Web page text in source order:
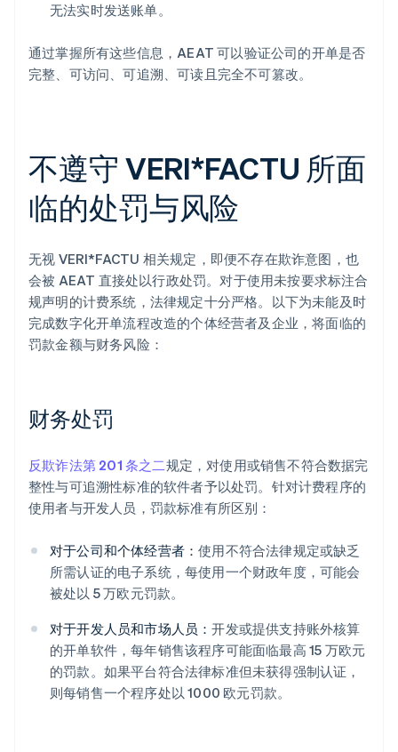
无法实时发送账单。
通过掌握所有这些信息，AEAT 可以验证公司的开单是否
完整、可访问、可追溯、可读且完全不可篡改。
不遵守 VERI*FACTU 所面
临的处罚与风险
无视 VERI*FACTU 相关规定，即便不存在欺诈意图，也
会被 AEAT 直接处以行政处罚。对于使用未按要求标注合
规声明的计费系统，法律规定十分严格。以下为未能及时
完成数字化开单流程改造的个体经营者及企业，将面临的
罚款金额与财务风险：
财务处罚
反欺诈法第 201 条之二规定，对使用或销售不符合数据完
整性与可追溯性标准的软件者予以处罚。针对计费程序的
使用者与开发人员，罚款标准有所区别：
对于公司和个体经营者：使用不符合法律规定或缺乏
所需认证的电子系统，每使用一个财政年度，可能会
被处以 5 万欧元罚款。
对于开发人员和市场人员：开发或提供支持账外核算
的开单软件，每年销售该程序可能面临最高 15 万欧元
的罚款。如果平台符合法律标准但未获得强制认证，
则每销售一个程序处以 1000 欧元罚款。